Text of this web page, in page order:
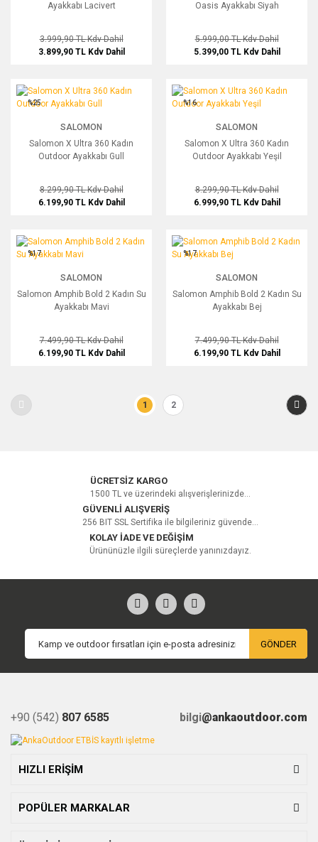
Ayakkabı Lacivert
3.999,90 TLKdv Dahil
3.899,90 TL Kdv Dahil
Oasis Ayakkabı Siyah
5.999,00 TLKdv Dahil
5.399,00 TL Kdv Dahil
Salomon X Ultra 360 Kadın Outdoor Ayakkabı Gull
%25
SALOMON
Salomon X Ultra 360 Kadın
Outdoor Ayakkabı Gull
8.299,90 TLKdv Dahil
6.199,90 TL Kdv Dahil
Salomon X Ultra 360 Kadın Outdoor
%16
SALOMON
Salomon X Ultra 360 Kadın
Outdoor Ayakkabı Yeşil
8.299,90 TLKdv Dahil
6.999,90 TL Kdv Dahil
Salomon Amphib Bold 2 Kadın Su Ayakkabı Mavi
%17
SALOMON
Salomon Amphib Bold 2 Kadın Su
Ayakkabı Mavi
7.499,90 TLKdv Dahil
6.199,90 TL Kdv Dahil
Salomon Amphib Bold 2 Kadın Su
%17
SALOMON
Salomon Amphib Bold 2 Kadın Su
Ayakkabı Bej
7.499,90 TLKdv Dahil
6.199,90 TL Kdv Dahil
1 2
ÜCRETSİZ KARGO
1500 TL ve üzerindeki alışverişlerinizde...
GÜVENLİ ALIŞVERİŞ
256 BIT SSL Sertifika ile bilgileriniz güvende...
KOLAY İADE VE DEĞİŞİM
Ürününüzle ilgili süreçlerde yanınızdayız.
GÖNDER
+90 (542) 807 6585 bilgi@ankaoutdoor.com
HIZLI ERİŞİM
POPÜLER MARKALAR